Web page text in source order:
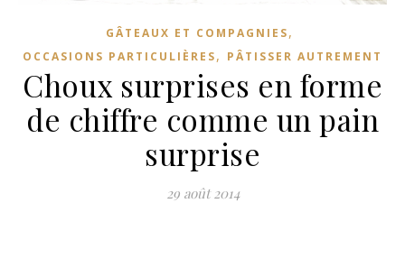
GÂTEAUX ET COMPAGNIES,
OCCASIONS PARTICULIÈRES, PÂTISSER AUTREMENT
Choux surprises en forme
de chiffre comme un pain
surprise
29 août 2014